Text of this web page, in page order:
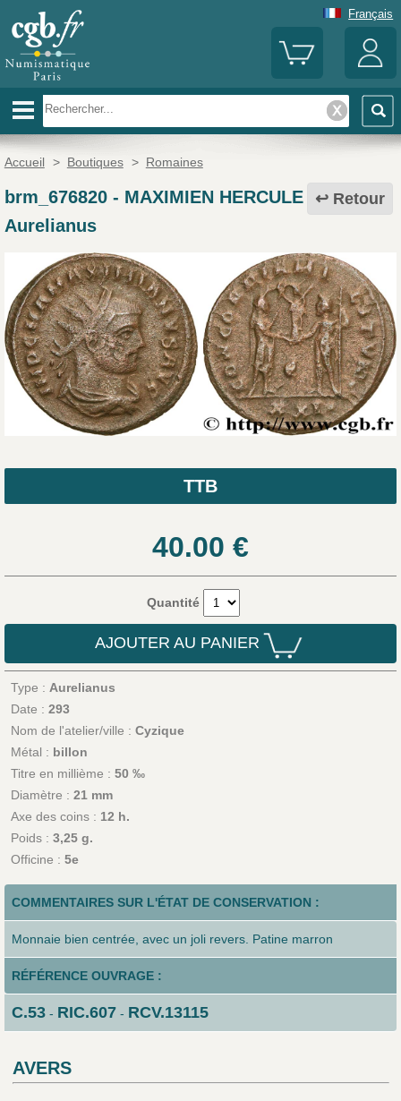
Français
Accueil > Boutiques > Romaines
Retour
brm_676820- MAXIMIEN HERCULE
Aurelianus
TTB
40.00 €
Quantité
AJOUTER AU PANIER
Type : Aurelianus
Date : 293
Nom de l'atelier/ville : Cyzique
Métal : billon
Titre en millième : 50 ‰
Diamètre : 21 mm
Axe des coins : 12 h.
Poids : 3,25 g.
Officine : 5e
COMMENTAIRES SUR L'ÉTAT DE CONSERVATION :
Monnaie bien centrée, avec un joli revers. Patine marron
RÉFÉRENCE OUVRAGE :
C.53- RIC.607- RCV.13115
AVERS